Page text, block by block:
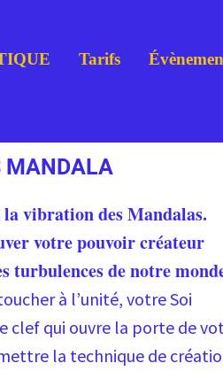
Tarifs
MANDALA
vibration des Mandalas.
votre pouvoir créateur
turbulences de notre
à l’unité, votre Soi
clef qui ouvre la porte de
la technique de